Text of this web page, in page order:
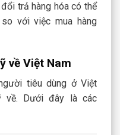
trả hàng hóa có thể
với việc mua hàng
về Việt Nam
tiêu dùng ở Việt
về. Dưới đây là các